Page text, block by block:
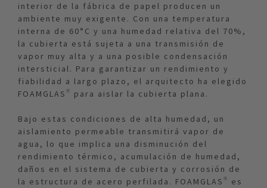
interior de la fábrica de papel producen un
ambiente muy exigente. Con una temperatura
interna de 60°C y una humedad relativa del 70%,
la cubierta está sujeta a una transmisión de
vapor muy alta y a una posible condensación
intersticial. Para garantizar un rendimiento y
fiabilidad a largo plazo, el arquitecto ha elegido
FOAMGLAS® para aislar la cubierta plana.
Bajo estas condiciones de alta humedad, un
aislamiento permeable transmitirá vapor de
agua, lo que implica una disminución del
rendimiento térmico, acumulación de humedad,
daños en el sistema de cubierta y corrosión de
la estructura de acero perfilada. FOAMGLAS® es